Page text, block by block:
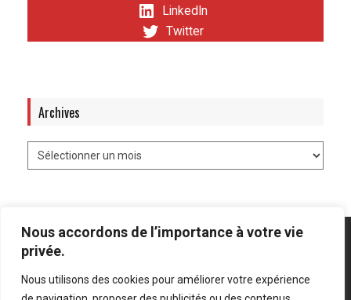
Nous accordons de l’importance à votre vie
privée.
Nous utilisons des cookies pour améliorer votre expérience
LinkedIn
Twitter
Archives
Mentions légales Politique de confidentialité